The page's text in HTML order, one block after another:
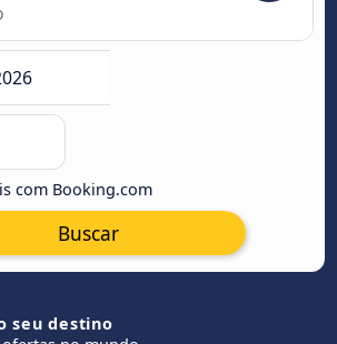
com Booking.com
Buscar
seu destino